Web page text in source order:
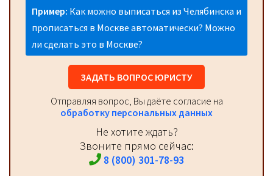
Пример: Как можно выписаться из Челябинска и
прописаться в Москве автоматически? Можно
ли сделать это в Москве?
ЗАДАТЬ ВОПРОС ЮРИСТУ
Отправляя вопрос, Вы даёте согласие на
обработку персональных данных
Не хотите ждать?
Звоните прямо сейчас:
8 (800) 301-78-93